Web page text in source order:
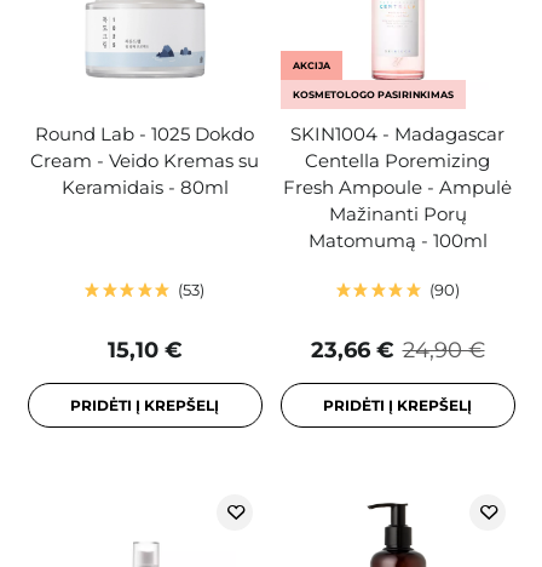
Round Lab - 1025 Dokdo
Cream - Veido Kremas su
Keramidais - 80ml
53
15,10 €
PRIDĖTI Į KREPŠELĮ
AKCIJA
KOSMETOLOGO PASIRINKIMAS
SKIN1004 - Madagascar
Centella Poremizing
Fresh Ampoule - Ampulė
Mažinanti Porų
Matomumą - 100ml
90
24,90 €
23,66 €
PRIDĖTI Į KREPŠELĮ